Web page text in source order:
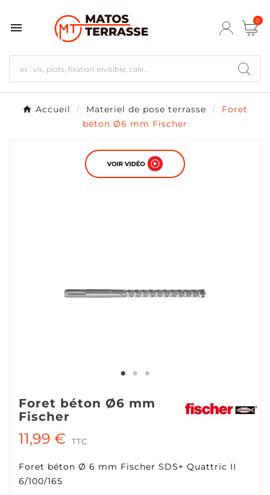
 0
Accueil Materiel de pose terrasse
Foret
béton Ø6 mm Fischer
Foret béton Ø6 mm
Fischer
11,99 € TTC
Foret béton Ø 6 mm Fischer SDS+ Quattric II
6/100/165